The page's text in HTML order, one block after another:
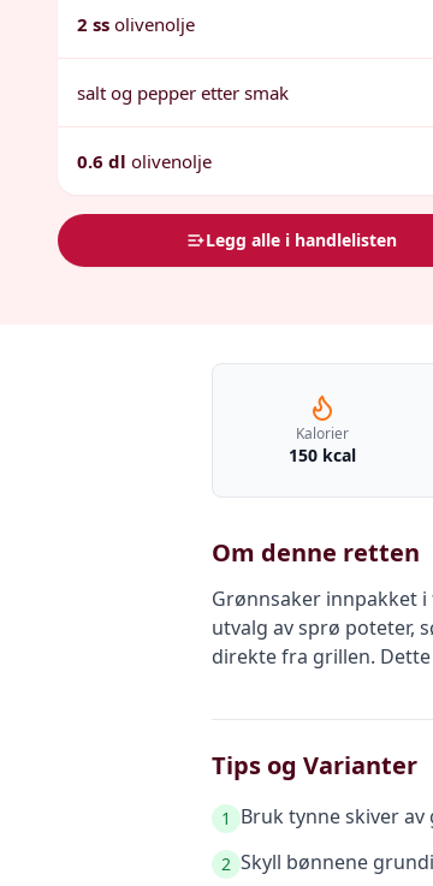
2 ss olivenolje
salt og pepper etter smak
0.6 dl olivenolje
Legg alle i handlelisten
Kalorier
150 kcal
Om denne retten
Grønnsaker innpakket
utvalg av sprø poteter,
direkte fra grillen.
Tips og Varianter
1 Bruk tynne skiver
2 Skyll bønnene